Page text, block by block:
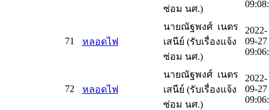
ซ่อม นศ.)
71 หลอดไฟ
นายณัฐพงศ์ เนตร
เสนีย์ (รับเรื่องแจ้ง
ซ่อม นศ.)
2022-
09-27
72 หลอดไฟ
นายณัฐพงศ์ เนตร
เสนีย์ (รับเรื่องแจ้ง
ซ่อม นศ.)
2022-
09-27